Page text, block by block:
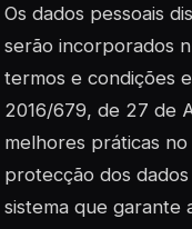
Os dados pessoais
serão incorporados
termos e condições
2016/679, de 27 de
melhores práticas
protecção dos
sistema que garante